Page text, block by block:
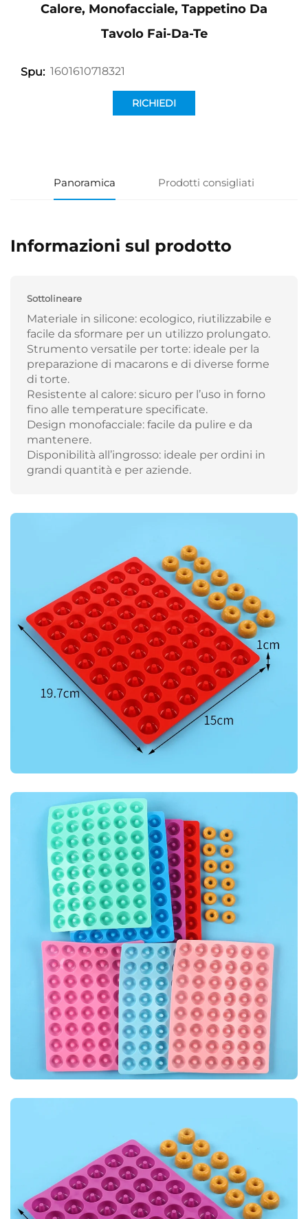
Calore, Monofacciale, Tappetino Da
Tavolo Fai-Da-Te
Spu: 1601610718321
RICHIEDI
Panoramica Prodotti consigliati
Informazioni sul prodotto
Sottolineare
Materiale in silicone: ecologico, riutilizzabile e
facile da sformare per un utilizzo prolungato.
Strumento versatile per torte: ideale per la
preparazione di macarons e di diverse forme
di torte.
Resistente al calore: sicuro per l’uso in forno
fino alle temperature specificate.
Design monofacciale: facile da pulire e da
mantenere.
Disponibilità all’ingrosso: ideale per ordini in
grandi quantità e per aziende.